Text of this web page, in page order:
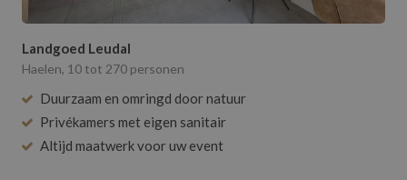
Landgoed Leudal
Haelen, 10 tot 270 personen
Duurzaam en omringd door natuur
Privékamers met eigen sanitair
Altijd maatwerk voor uw event